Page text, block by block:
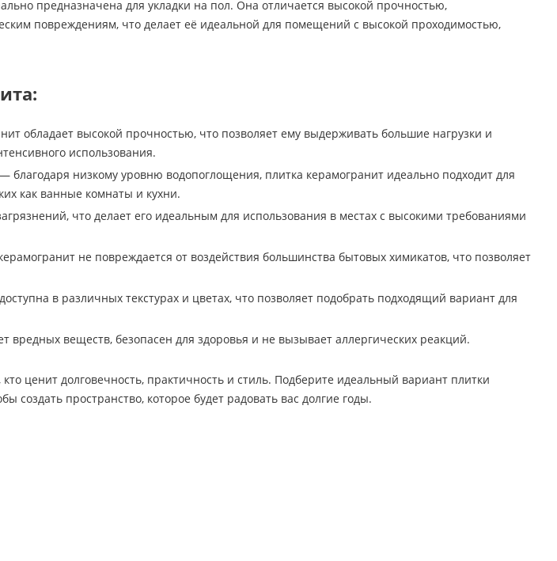
предназначена для укладки на пол. Она отличается высокой прочностью,
повреждениям, что делает её идеальной для помещений с высокой проходимостью,
обладает высокой прочностью, что позволяет ему выдерживать большие нагрузки и
использования.
благодаря низкому уровню водопоглощения, плитка керамогранит идеально подходит для
как ванные комнаты и кухни.
что делает его идеальным для использования в местах с высокими требованиями
не повреждается от воздействия большинства бытовых химикатов, что позволяет
в различных текстурах и цветах, что позволяет подобрать подходящий вариант для
вредных веществ, безопасен для здоровья и не вызывает аллергических реакций.
ценит долговечность, практичность и стиль. Подберите идеальный вариант плитки
создать пространство, которое будет радовать вас долгие годы.